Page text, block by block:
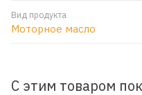
Вид продукта
Моторное масло
С этим товаром